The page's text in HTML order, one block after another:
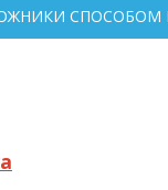
СПОСОБОМ